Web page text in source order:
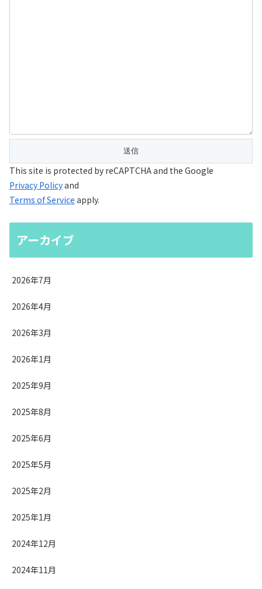
This site is protected by reCAPTCHA and the Google
Privacy Policyand
Terms of Service apply.
アーカイブ
2026年7月
2026年4月
2026年3月
2026年1月
2025年9月
2025年8月
2025年6月
2025年5月
2025年2月
2025年1月
2024年12月
2024年11月